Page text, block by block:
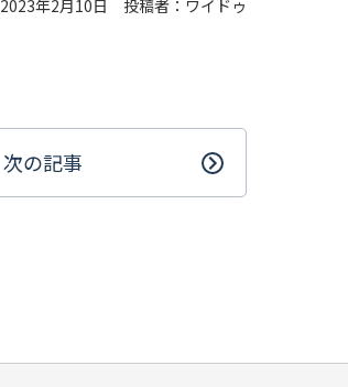
2023年2月10日 投稿者：ワイドゥ
次の記事